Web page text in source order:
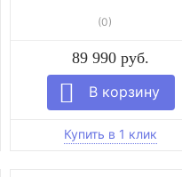
(0)
89 990 руб.